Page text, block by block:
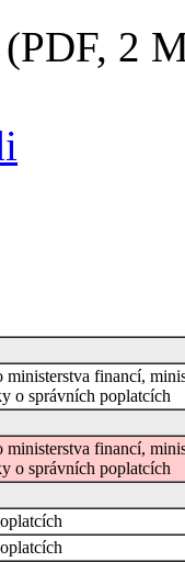
(PDF, 2
ministerstva financí,
o správních poplatcích
ministerstva financí,
o správních poplatcích